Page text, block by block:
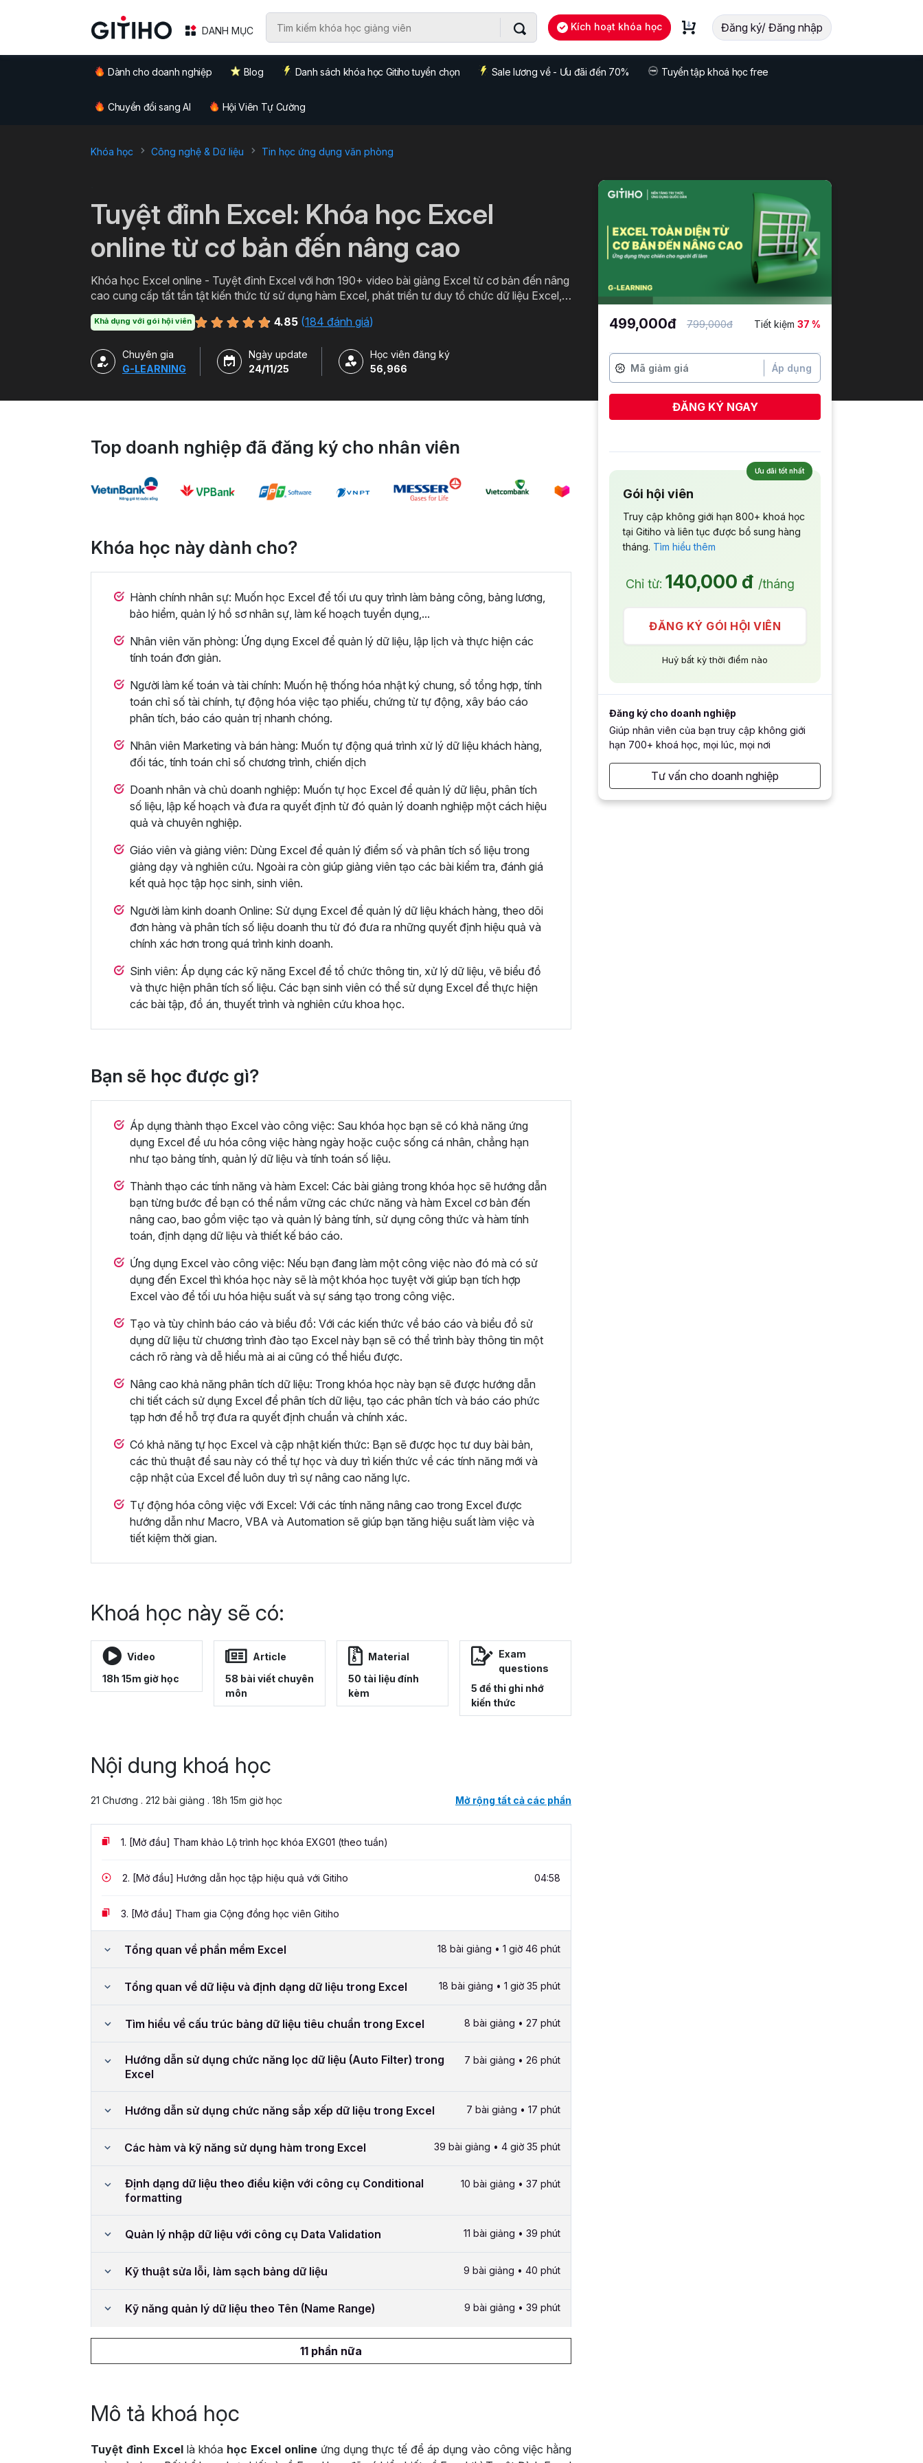
DANH MỤC Kích hoạt khóa học Đăng ký/ Đăng nhập
Dành cho doanh nghiệp Blog Danh sách khóa học Gitiho tuyển chọn Sale lương về - Ưu đãi đến 70% Tuyển tập khoá học free
Chuyển đổi sang AI Hội Viên Tự Cường
Khóa học Công nghệ & Dữ liệu Tin học ứng dụng văn phòng
Tuyệt đỉnh Excel: Khóa học Excel
online từ cơ bản đến nâng cao
Khóa học Excel online - Tuyệt đỉnh Excel với hơn 190+ video bài giảng Excel từ cơ bản đến nâng
cao cung cấp tất tần tật kiến thức từ sử dụng hàm Excel, phát triển tư duy tổ chức dữ liệu Excel,
Khả dụng với gói hội viên 4.85 (184 đánh giá)
Chuyên gia
G-LEARNING
Ngày update
24/11/25
Học viên đăng ký
56,966
Top doanh nghiệp đã đăng ký cho nhân viên
Khóa học này dành cho?
Hành chính nhân sự: Muốn học Excel để tối ưu quy trình làm bảng công, bảng lương,
bảo hiểm, quản lý hồ sơ nhân sự, làm kế hoạch tuyển dụng,...
Nhân viên văn phòng: Ứng dụng Excel để quản lý dữ liệu, lập lịch và thực hiện các
tính toán đơn giản.
Người làm kế toán và tài chính: Muốn hệ thống hóa nhật ký chung, sổ tổng hợp, tính
toán chỉ số tài chính, tự động hóa việc tạo phiếu, chứng từ tự động, xây báo cáo
phân tích, báo cáo quản trị nhanh chóng.
Nhân viên Marketing và bán hàng: Muốn tự động quá trình xử lý dữ liệu khách hàng,
đối tác, tính toán chỉ số chương trình, chiến dịch
Doanh nhân và chủ doanh nghiệp: Muốn tự học Excel để quản lý dữ liệu, phân tích
số liệu, lập kế hoạch và đưa ra quyết định từ đó quản lý doanh nghiệp một cách hiệu
quả và chuyên nghiệp.
Giáo viên và giảng viên: Dùng Excel để quản lý điểm số và phân tích số liệu trong
giảng dạy và nghiên cứu. Ngoài ra còn giúp giảng viên tạo các bài kiểm tra, đánh giá
kết quả học tập học sinh, sinh viên.
Người làm kinh doanh Online: Sử dụng Excel để quản lý dữ liệu khách hàng, theo dõi
đơn hàng và phân tích số liệu doanh thu từ đó đưa ra những quyết định hiệu quả và
chính xác hơn trong quá trình kinh doanh.
Sinh viên: Áp dụng các kỹ năng Excel để tổ chức thông tin, xử lý dữ liệu, vẽ biểu đồ
và thực hiện phân tích số liệu. Các bạn sinh viên có thể sử dụng Excel để thực hiện
các bài tập, đồ án, thuyết trình và nghiên cứu khoa học.
Bạn sẽ học được gì?
Áp dụng thành thạo Excel vào công việc: Sau khóa học bạn sẽ có khả năng ứng
dụng Excel để ưu hóa công việc hàng ngày hoặc cuộc sống cá nhân, chẳng hạn
như tạo bảng tính, quản lý dữ liệu và tính toán số liệu.
Thành thạo các tính năng và hàm Excel: Các bài giảng trong khóa học sẽ hướng dẫn
bạn từng bước để bạn có thể nắm vững các chức năng và hàm Excel cơ bản đến
nâng cao, bao gồm việc tạo và quản lý bảng tính, sử dụng công thức và hàm tính
toán, định dạng dữ liệu và thiết kế báo cáo.
Ứng dụng Excel vào công việc: Nếu bạn đang làm một công việc nào đó mà có sử
dụng đến Excel thì khóa học này sẽ là một khóa học tuyệt vời giúp bạn tích hợp
Excel vào để tối ưu hóa hiệu suất và sự sáng tạo trong công việc.
Tạo và tùy chỉnh báo cáo và biểu đồ: Với các kiến thức về báo cáo và biểu đồ sử
dụng dữ liệu từ chương trình đào tạo Excel này bạn sẽ có thể trình bày thông tin một
cách rõ ràng và dễ hiểu mà ai ai cũng có thể hiểu được.
Nâng cao khả năng phân tích dữ liệu: Trong khóa học này bạn sẽ được hướng dẫn
chi tiết cách sử dụng Excel để phân tích dữ liệu, tạo các phân tích và báo cáo phức
tạp hơn để hỗ trợ đưa ra quyết định chuẩn và chính xác.
Có khả năng tự học Excel và cập nhật kiến thức: Bạn sẽ được học tư duy bài bản,
các thủ thuật để sau này có thể tự học và duy trì kiến thức về các tính năng mới và
cập nhật của Excel để luôn duy trì sự nâng cao năng lực.
Tự động hóa công việc với Excel: Với các tính năng nâng cao trong Excel được
hướng dẫn như Macro, VBA và Automation sẽ giúp bạn tăng hiệu suất làm việc và
tiết kiệm thời gian.
Khoá học này sẽ có:
Video
18h 15m giờ học
Article
58 bài viết chuyên
môn
Material
50 tài liệu đính
kèm
Exam
questions
5 đề thi ghi nhớ
kiến thức
Nội dung khoá học
21 Chương . 212 bài giảng . 18h 15m giờ học Mở rộng tất cả các phần
1. [Mở đầu] Tham khảo Lộ trình học khóa EXG01 (theo tuần)
2. [Mở đầu] Hướng dẫn học tập hiệu quả với Gitiho 04:58
3. [Mở đầu] Tham gia Cộng đồng học viên Gitiho
Tổng quan về phần mềm Excel 18 bài giảng • 1 giờ 46 phút
Tổng quan về dữ liệu và định dạng dữ liệu trong Excel 18 bài giảng • 1 giờ 35 phút
Tìm hiểu về cấu trúc bảng dữ liệu tiêu chuẩn trong Excel 8 bài giảng • 27 phút
Hướng dẫn sử dụng chức năng lọc dữ liệu (Auto Filter) trong
Excel
7 bài giảng • 26 phút
Hướng dẫn sử dụng chức năng sắp xếp dữ liệu trong Excel 7 bài giảng • 17 phút
Các hàm và kỹ năng sử dụng hàm trong Excel 39 bài giảng • 4 giờ 35 phút
Định dạng dữ liệu theo điều kiện với công cụ Conditional
formatting
10 bài giảng • 37 phút
Quản lý nhập dữ liệu với công cụ Data Validation 11 bài giảng • 39 phút
Kỹ thuật sửa lỗi, làm sạch bảng dữ liệu 9 bài giảng • 40 phút
Kỹ năng quản lý dữ liệu theo Tên (Name Range) 9 bài giảng • 39 phút
11 phần nữa
Mô tả khoá học
Tuyệt đỉnh Excel là khóa học Excel online ứng dụng thực tế để áp dụng vào công việc hằng
499,000đ 799,000đ Tiết kiệm 37 %
Áp dụng
ĐĂNG KÝ NGAY
Ưu đãi tốt nhất
Gói hội viên
Truy cập không giới hạn 800+ khoá học
tại Gitiho và liên tục được bổ sung hàng
tháng. Tìm hiểu thêm
Chỉ từ: 140,000 đ /tháng
ĐĂNG KÝ GÓI HỘI VIÊN
Huỷ bất kỳ thời điểm nào
Đăng ký cho doanh nghiệp
Giúp nhân viên của bạn truy cập không giới
hạn 700+ khoá học, mọi lúc, mọi nơi
Tư vấn cho doanh nghiệp